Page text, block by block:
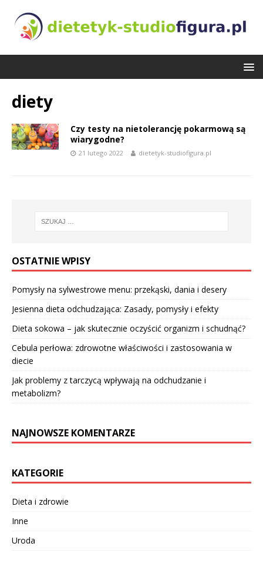
diety
Czy testy na nietolerancję pokarmową są
wiarygodne?
21 lutego 2022 dietetyk-studiofigura.pl
OSTATNIE WPISY
Pomysły na sylwestrowe menu: przekąski, dania i desery
Jesienna dieta odchudzająca: Zasady, pomysły i efekty
Dieta sokowa – jak skutecznie oczyścić organizm i schudnąć?
Cebula perłowa: zdrowotne właściwości i zastosowania w
diecie
Jak problemy z tarczycą wpływają na odchudzanie i
metabolizm?
NAJNOWSZE KOMENTARZE
KATEGORIE
Dieta i zdrowie
Inne
Uroda